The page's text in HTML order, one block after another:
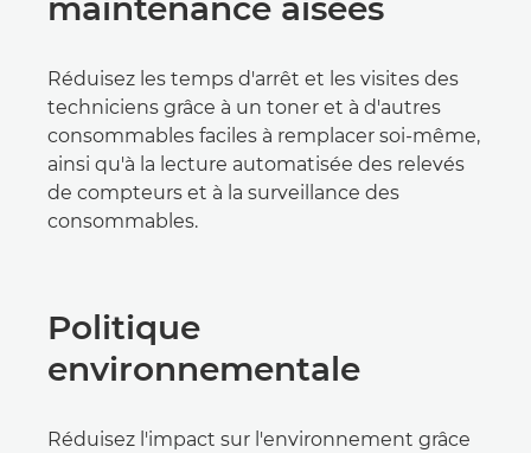
maintenance aisées
Réduisez les temps d'arrêt et les visites des
techniciens grâce à un toner et à d'autres
consommables faciles à remplacer soi-même,
ainsi qu'à la lecture automatisée des relevés
de compteurs et à la surveillance des
consommables.
Politique
environnementale
Réduisez l'impact sur l'environnement grâce